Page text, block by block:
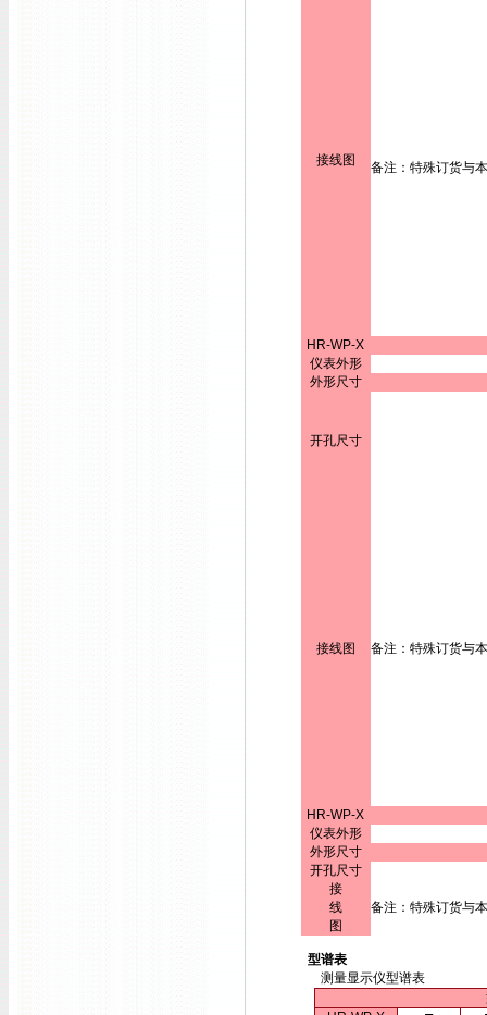
接线图 备注：特殊订货与
HR-WP-X
仪表外形
外形尺寸
开孔尺寸
接线图 备注：特殊订货与
HR-WP-X
仪表外形
外形尺寸
开孔尺寸
接
线
图
备注：特殊订货与
型谱表
测量显示仪型谱表